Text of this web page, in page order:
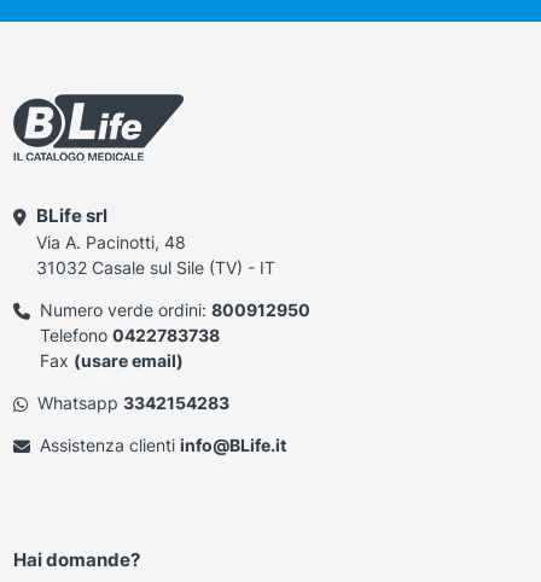
BLife srl
Via A. Pacinotti, 48
31032 Casale sul Sile (TV) - IT
Numero verde ordini: 800912950
Telefono 0422783738
Fax (usare email)
Whatsapp 3342154283
Assistenza clienti info@BLife.it
Hai domande?